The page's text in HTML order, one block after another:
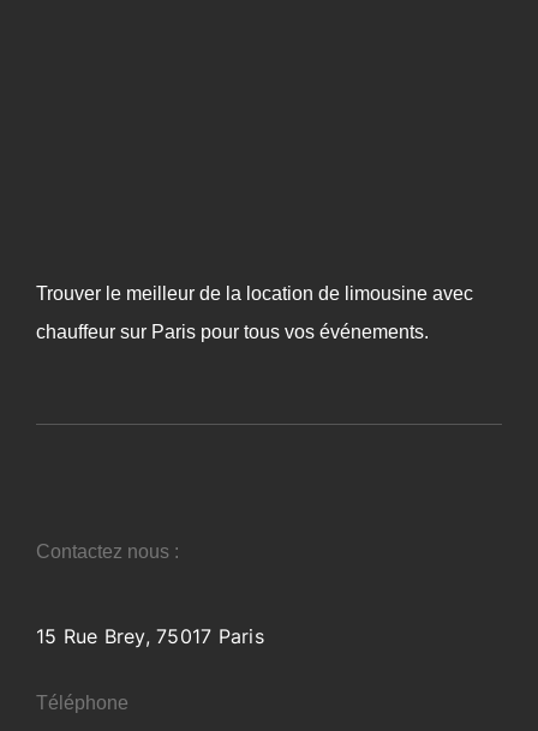
Trouver le meilleur de la location de limousine avec
chauffeur sur Paris pour tous vos événements.
Contactez nous :
15 Rue Brey, 75017 Paris
Téléphone